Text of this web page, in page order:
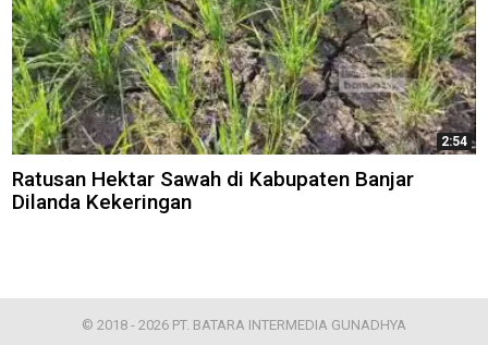
2:54
Ratusan Hektar Sawah di Kabupaten Banjar
Dilanda Kekeringan
© 2018 - 2026 PT. BATARA INTERMEDIA GUNADHYA